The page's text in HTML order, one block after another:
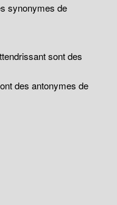
synonymes de
sont des
des antonymes de